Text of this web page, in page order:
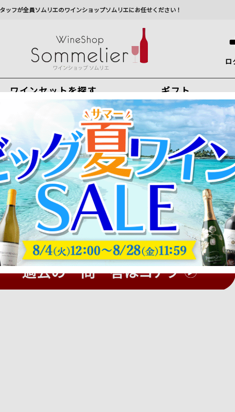
ッフが全員ソムリエのワインショップソムリエにお任せください！
ロ
ワインセットを探す ギフト
今から注文で最短8月8日(土)出荷
新の出荷スケジュールについてはこちらをクリック
への配送に遅れが生じております。最新情報は佐川急便
ワイン一問一答